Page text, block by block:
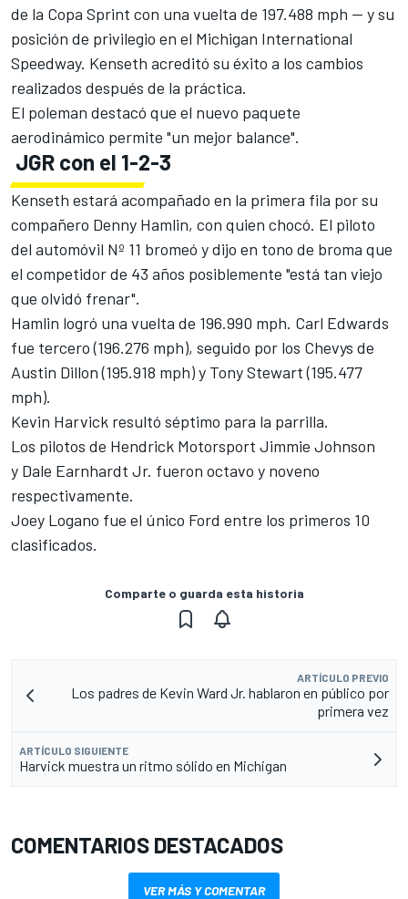
de la Copa Sprint con una vuelta de 197.488 mph — y su
posición de privilegio en el Michigan International
Speedway. Kenseth acreditó su éxito a los cambios
realizados después de la práctica.
El poleman destacó que el nuevo paquete
aerodinámico permite "un mejor balance".
JGR con el 1-2-3
Kenseth estará acompañado en la primera fila por su
compañero Denny Hamlin, con quien chocó. El piloto
del automóvil Nº 11 bromeó y dijo en tono de broma que
el competidor de 43 años posiblemente "está tan viejo
que olvidó frenar".
Hamlin logró una vuelta de 196.990 mph. Carl Edwards
fue tercero (196.276 mph), seguido por los Chevys de
Austin Dillon (195.918 mph) y Tony Stewart (195.477
mph).
Kevin Harvick resultó séptimo para la parrilla.
Los pilotos de Hendrick Motorsport Jimmie Johnson
y Dale Earnhardt Jr. fueron octavo y noveno
respectivamente.
Joey Logano fue el único Ford entre los primeros 10
clasificados.
Comparte o guarda esta historia
ARTÍCULO PREVIO
Los padres de Kevin Ward Jr. hablaron en público por
primera vez
ARTÍCULO SIGUIENTE
Harvick muestra un ritmo sólido en Michigan
COMENTARIOS DESTACADOS
VER MÁS Y COMENTAR